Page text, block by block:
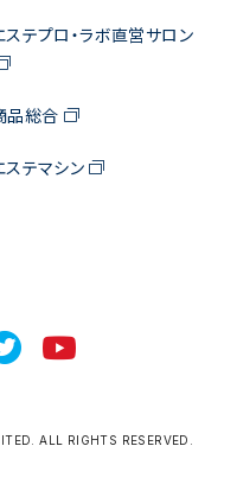
ステプロ・ラボ直営サロン
品総合
ステマシン
ALL RIGHTS RESERVED.